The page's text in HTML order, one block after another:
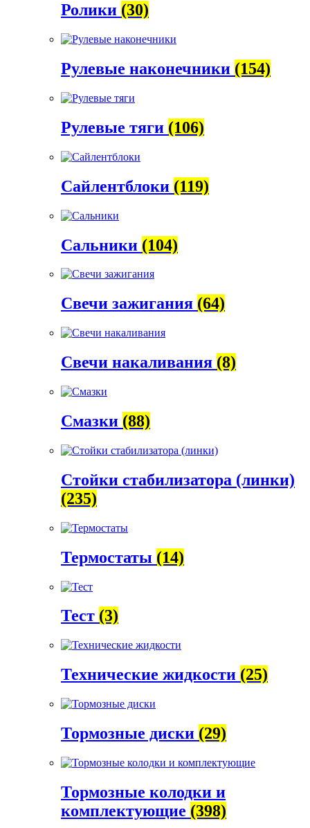
Ролики (30)
Рулевые наконечники (154)
Рулевые тяги (106)
Сайлентблоки (119)
Сальники (104)
Свечи зажигания (64)
Свечи накаливания (8)
Смазки (88)
Стойки стабилизатора (линки)
(235)
Термостаты (14)
Тест (3)
Технические жидкости (25)
Тормозные диски (29)
Тормозные колодки и
комплектующие (398)